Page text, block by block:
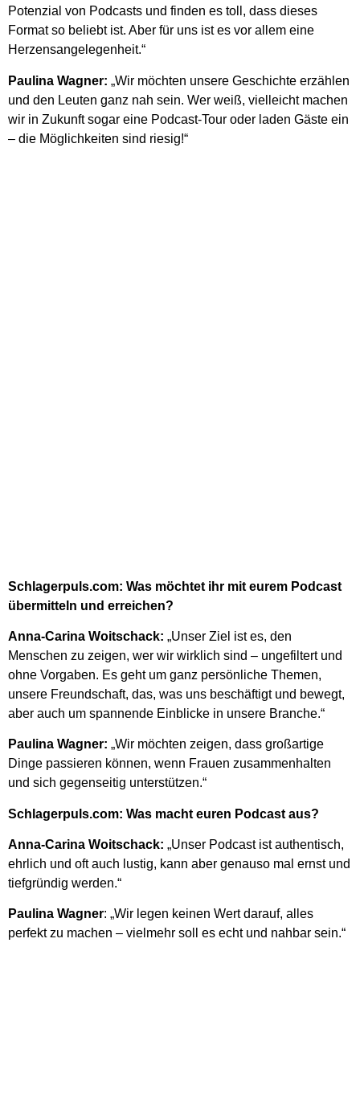
Potenzial von Podcasts und finden es toll, dass dieses
Format so beliebt ist. Aber für uns ist es vor allem eine
Herzensangelegenheit.“
Paulina Wagner: „Wir möchten unsere Geschichte erzählen
und den Leuten ganz nah sein. Wer weiß, vielleicht machen
wir in Zukunft sogar eine Podcast-Tour oder laden Gäste ein
– die Möglichkeiten sind riesig!“
Schlagerpuls.com: Was möchtet ihr mit eurem Podcast
übermitteln und erreichen?
Anna-Carina Woitschack: „Unser Ziel ist es, den
Menschen zu zeigen, wer wir wirklich sind – ungefiltert und
ohne Vorgaben. Es geht um ganz persönliche Themen,
unsere Freundschaft, das, was uns beschäftigt und bewegt,
aber auch um spannende Einblicke in unsere Branche.“
Paulina Wagner: „Wir möchten zeigen, dass großartige
Dinge passieren können, wenn Frauen zusammenhalten
und sich gegenseitig unterstützen.“
Schlagerpuls.com: Was macht euren Podcast aus?
Anna-Carina Woitschack: „Unser Podcast ist authentisch,
ehrlich und oft auch lustig, kann aber genauso mal ernst und
tiefgründig werden.“
Paulina Wagner: „Wir legen keinen Wert darauf, alles
perfekt zu machen – vielmehr soll es echt und nahbar sein.“